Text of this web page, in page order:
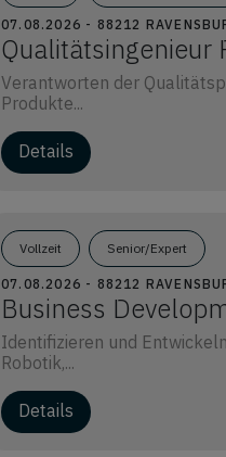
07.08.2026 - 88212
Verantworten der
Produkte...
Details
Vollzeit Senior/Expert
07.08.2026 - 88212
Business
Identifizieren und
Robotik,...
Details